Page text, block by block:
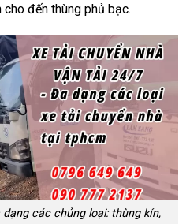
đến thùng phủ bạc.
các chủng loại: thùng kín,